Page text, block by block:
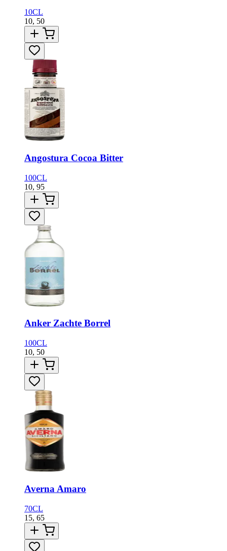
10CL
10, 50
Angostura Cocoa Bitter
100CL
10, 95
Anker Zachte Borrel
100CL
10, 50
Averna Amaro
70CL
15, 65